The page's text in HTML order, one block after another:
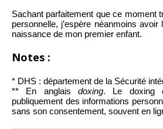
Sachant parfaitement que ce moment
personnelle, j’espère néanmoins avoir
naissance de mon premier enfant.
Notes :
* DHS : département de la Sécurité
** En anglais doxing. Le doxing
publiquement des informations
sans son consentement, souvent en